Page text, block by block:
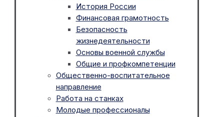
История России
Финансовая грамотность
Безопасность
жизнедеятельности
Основы военной службы
Общие и профкомпетенции
Общественно-воспитательное
направление
Работа на станках
Молодые профессионалы